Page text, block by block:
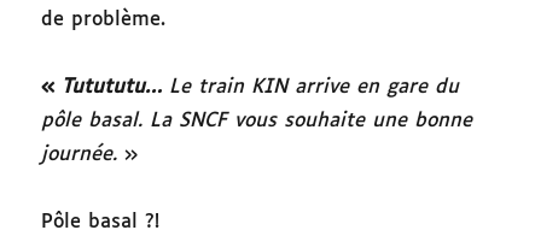
de problème.
« Tutututu… Le train KIN arrive en gare du
pôle basal. La SNCF vous souhaite une bonne
journée.»
Pôle basal ?!